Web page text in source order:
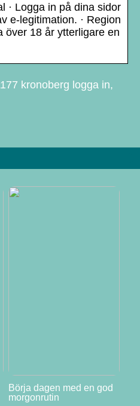
· Logga in på dina sidor
e-legitimation. · Region
över 18 år ytterligare en
kronoberg logga in,
Börja dagen med en god
morgonrutin